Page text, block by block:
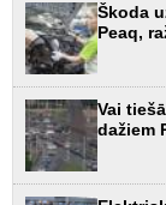
Škoda
Peaq,
Vai
dažiem